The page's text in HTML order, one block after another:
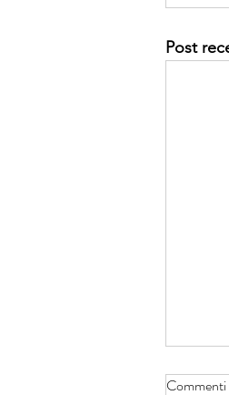
Post
Commenti